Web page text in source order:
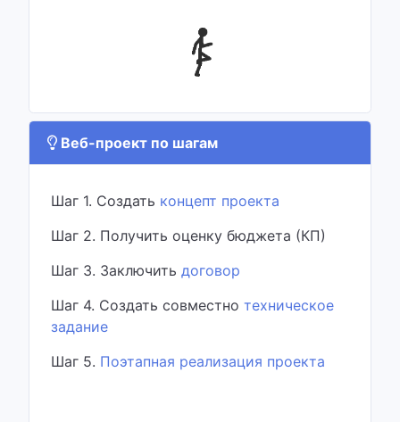
Веб-проект по шагам
Шаг 1. Создать концепт проекта
Шаг 2. Получить оценку бюджета (КП)
Шаг 3. Заключить договор
Шаг 4. Создать совместно техническое
задание
Шаг 5. Поэтапная реализация проекта